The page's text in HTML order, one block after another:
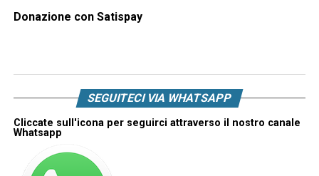
Donazione con Satispay
SEGUITECI VIA WHATSAPP
Cliccate sull'icona per seguirci attraverso il nostro canale
Whatsapp